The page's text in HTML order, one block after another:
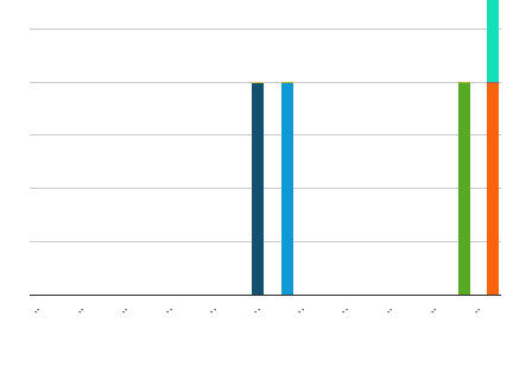
.. .. .. .. .. .. .. .. .. .. ..